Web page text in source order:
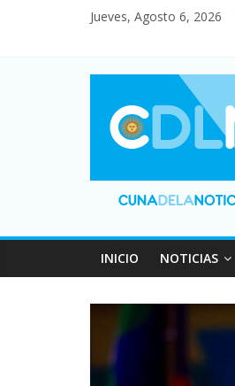
Jueves, Agosto 6, 2026
INICIO NOTICIAS